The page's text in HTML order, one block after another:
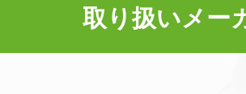
取り扱いメー